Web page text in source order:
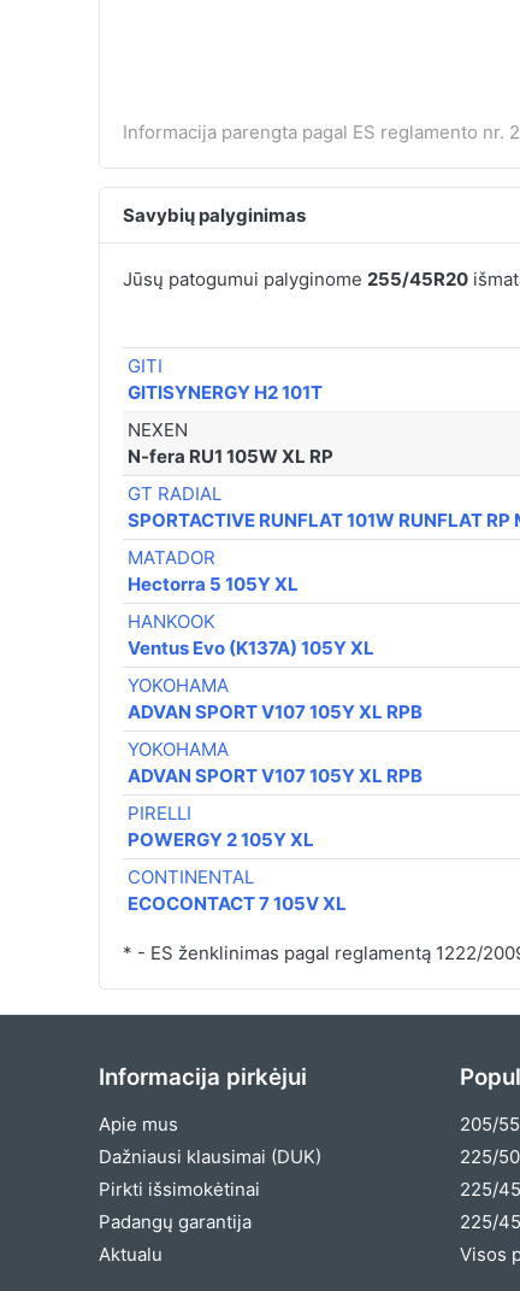
Informacija parengta pagal ES reglamento nr.
Savybių palyginimas
Jūsų patogumui palyginome 255/45R20
GITI
GITISYNERGY H2 101T
NEXEN
N-fera RU1 105W XL RP
GT RADIAL
SPORTACTIVE RUNFLAT 101W RUNFLAT RP
MATADOR
Hectorra 5 105Y XL
HANKOOK
Ventus Evo (K137A) 105Y XL
YOKOHAMA
ADVAN SPORT V107 105Y XL RPB
YOKOHAMA
ADVAN SPORT V107 105Y XL RPB
PIRELLI
POWERGY 2 105Y XL
CONTINENTAL
ECOCONTACT 7 105V XL
* - ES ženklinimas pagal reglamentą 1222/
Informacija pirkėjui
Apie mus
Dažniausi klausimai (DUK)
Pirkti išsimokėtinai
Padangų garantija
Aktualu
205/
225/
225/
225/
Visos